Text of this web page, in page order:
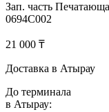
Зап. часть
0694C002
21 000 ₸
Доставка в Атырау
До терминала
в Атырау: